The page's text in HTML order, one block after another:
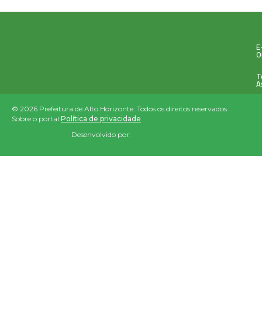
© 2026 Prefeitura de Alto Horizonte. Todos os direitos reservados.
Sobre o portal:Política de privacidade
Desenvolvido por: